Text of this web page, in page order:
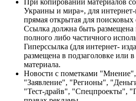
При копировании материалов
Украины и мира», для интернет-
прямая открытая для поисковых
Ссылка должна быть размещена
полного либо частичного
Гиперссылка (для интернет-
размещена в подзаголовке или
материала.
Новости с пометками
"Заявление", "Регионы",
"Тест-драйв", "Спецпроекты",